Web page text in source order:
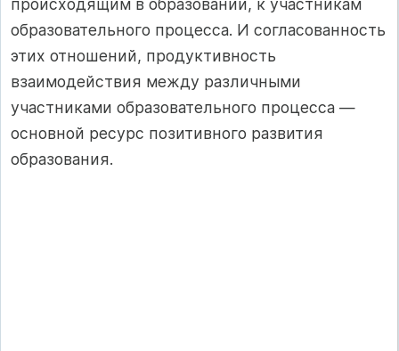
происходящим в образовании, к участникам
образовательного процесса. И согласованность
этих отношений, продуктивность
взаимодействия между различными
участниками образовательного процесса —
основной ресурс позитивного развития
образования.